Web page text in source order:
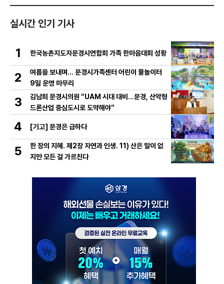
실시간 인기 기사
1 한국농촌지도자문경시연합회 가족 한마음대회 성황
2
여름을 보내며… 문경시가족센터 어린이 물놀이터
9일 운영 마무리
3
김남희 문경시의원 “UAM 시대 대비…문경, 산악형
드론산업 중심도시로 도약해야”
4 [기고] 문경은 급하다
5
한 장의 지혜. 제2장 자연과 인생. 11) 산은 말이 없
지만 모든 걸 가르친다